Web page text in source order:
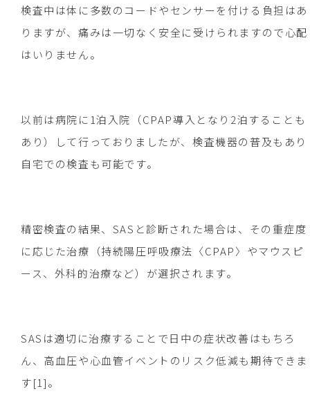
検査中は体に多数のコードやセンサーを付ける負担はあ
りますが、痛みは一切なく安全に受けられますので心配
はいりません。
以前は病院に1泊入院（CPAP導入となり2泊することも
あり）して行っておりましたが、検査機器の普及もあり
自宅での検査も可能です。
精密検査の結果、SASと診断された場合は、その重症度
に応じた治療（持続陽圧呼吸療法〈CPAP〉やマウスピ
ース、外科的治療など）が選択されます。
SASは適切に治療することで日中の症状改善はもちろ
ん、高血圧や心血管イベントのリスク低減も期待できま
す[1]。